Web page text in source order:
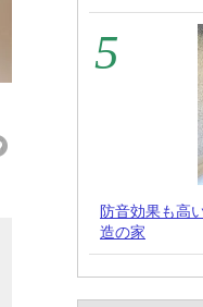
防音効果も高
造の家